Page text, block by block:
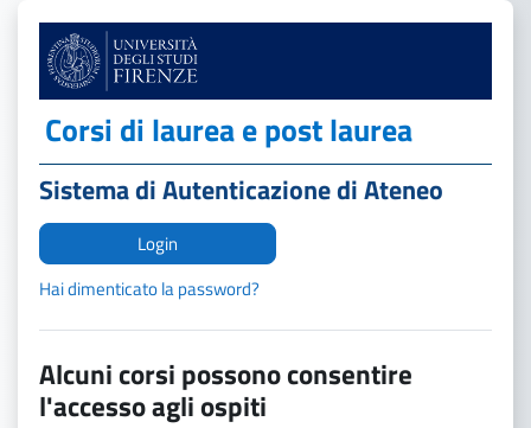
Corsi di laurea e post laurea
Sistema di Autenticazione di Ateneo
Login
Hai dimenticato la password?
Alcuni corsi possono consentire
l'accesso agli ospiti